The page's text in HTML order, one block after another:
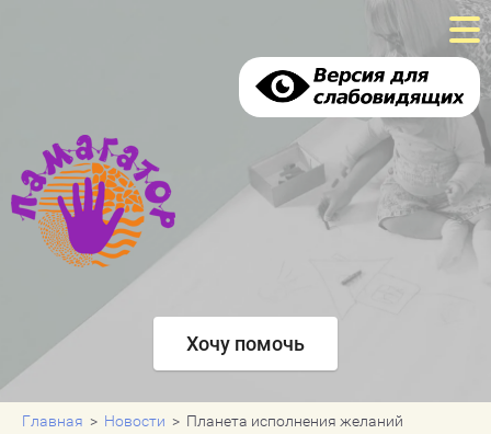
Что мы делаем
Что мы сделали
Новости
Хочу помочь
Отзывы
Контакты
Хочу помочь
Главная
  >
Новости
  >  Планета исполнения желаний